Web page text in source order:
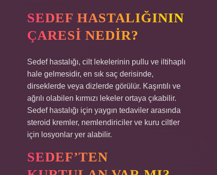
SEDEF HASTALIĞININ
ÇARESI NEDIR?
Sedef hastalığı, cilt lekelerinin pullu ve iltihaplı
hale gelmesidir, en sık saç derisinde,
dirseklerde veya dizlerde görülür. Kaşıntılı ve
ağrılı olabilen kırmızı lekeler ortaya çıkabilir.
Sedef hastalığı için yaygın tedaviler arasında
steroid kremler, nemlendiriciler ve kuru ciltler
için losyonlar yer alabilir.
SEDEF’TEN